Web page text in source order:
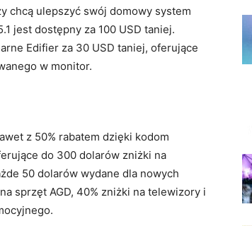
chcą ulepszyć swój domowy system
jest dostępny za 100 USD taniej.
Edifier za 30 USD taniej, oferujące
w monitor.
z 50% rabatem dzięki kodom
do 300 dolarów zniżki na
50 dolarów wydane dla nowych
sprzęt AGD, 40% zniżki na telewizory i